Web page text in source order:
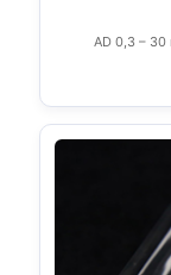
AD 0,3 – 30